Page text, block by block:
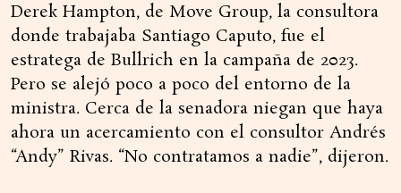
Derek Hampton, de Move Group, la consultora
donde trabajaba Santiago Caputo, fue el
estratega de Bullrich en la campaña de 2023.
Pero se alejó poco a poco del entorno de la
ministra. Cerca de la senadora niegan que haya
ahora un acercamiento con el consultor Andrés
“Andy” Rivas. “No contratamos a nadie”, dijeron.